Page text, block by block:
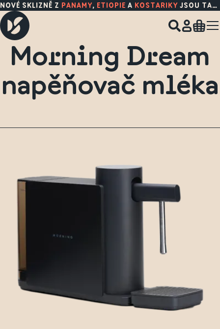
NOVÉ SKLIZNĚ Z PANAMY, ETIOPIE A KOSTARIKY JSOU TADY!
Morning Dream
napěňovač mléka